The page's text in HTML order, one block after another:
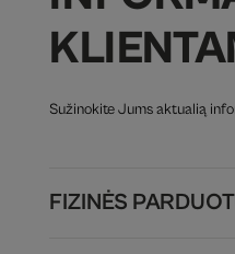
Sužinokite Jums aktualią
FIZINĖS